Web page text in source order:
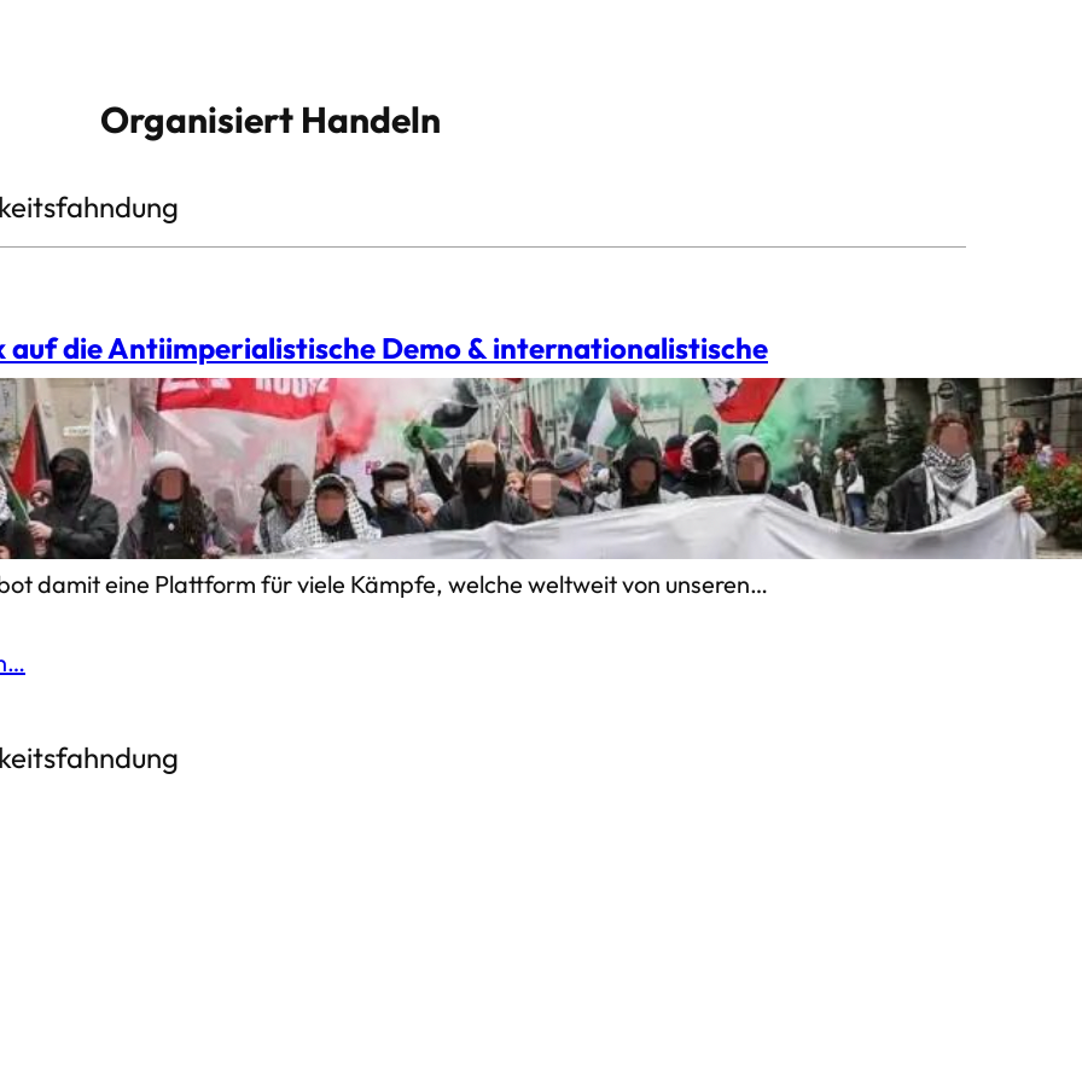
Organisiert Handeln
auf die Antiimperialistische Demo & internationalistische
2024 rief das DIA-Kollektiv gemeinsam mit der Kommunistischen Jugend Bern
zur Antiimperialistischen Demo auf. „Gegen Krieg und Genozid – für Befreiung
über Kongo, Kurdistan, Palästina, Tamil Eelam bis in die Philippinen“ lautete die
damit eine Plattform für viele Kämpfe, welche weltweit von unseren…